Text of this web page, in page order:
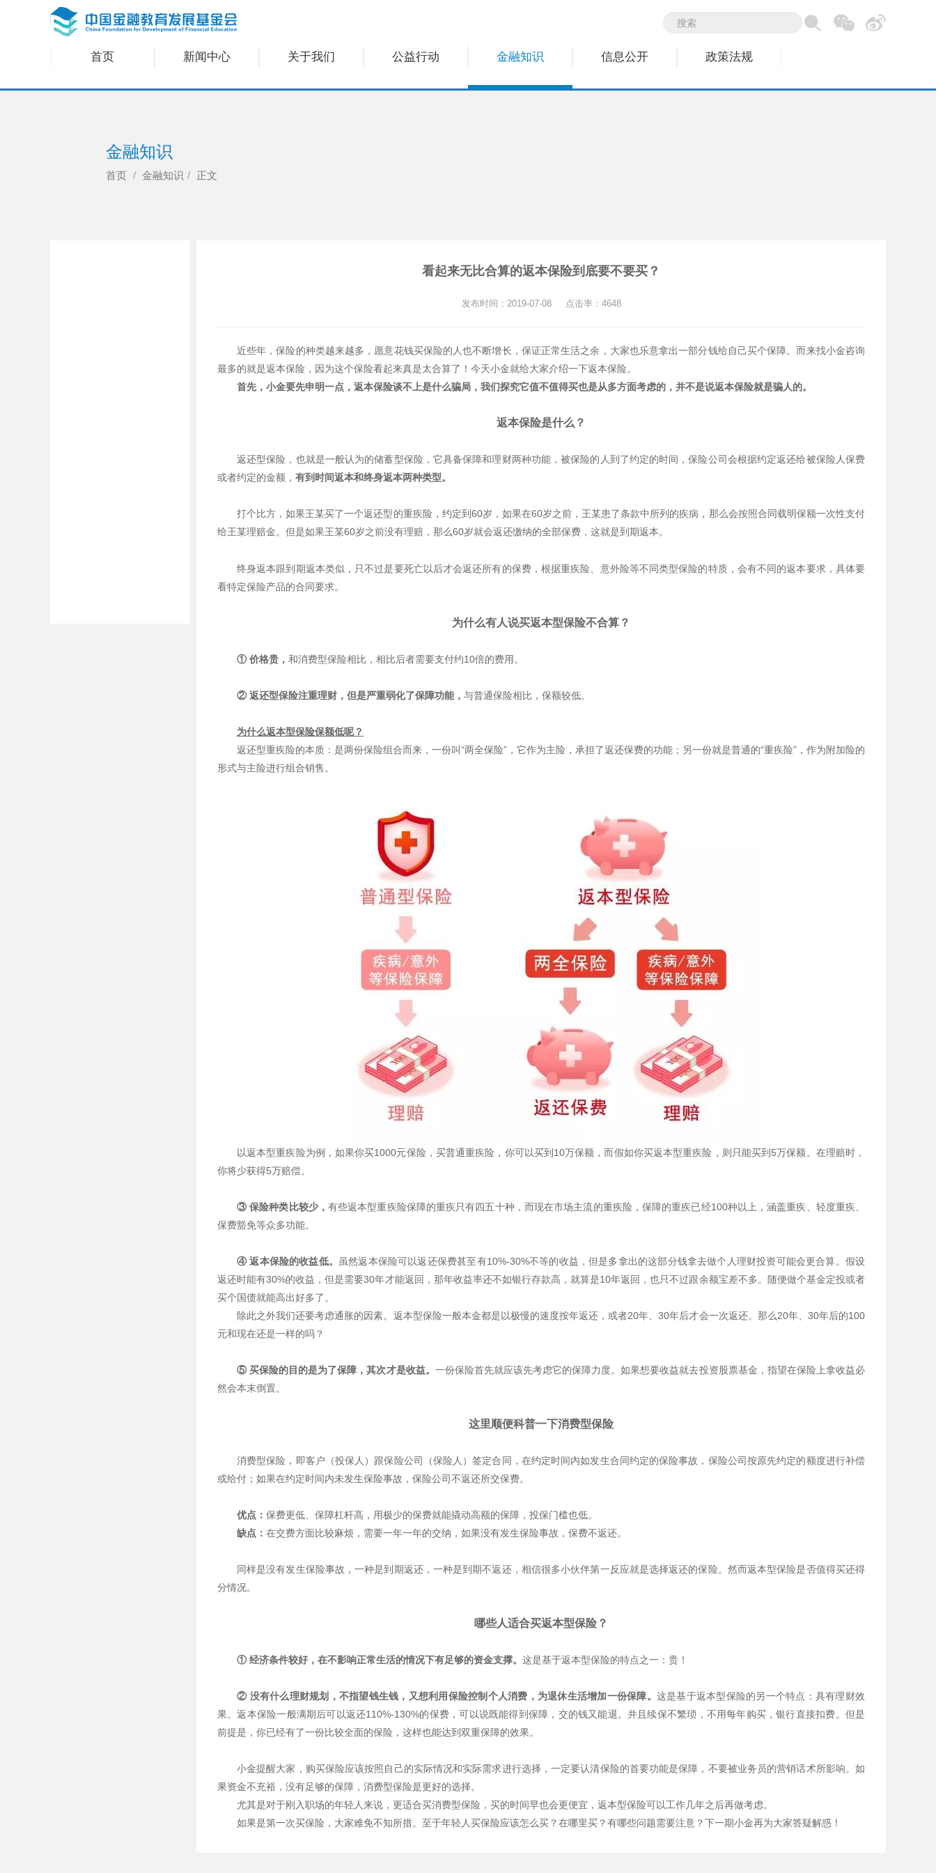
首页 新闻中心 关于我们 公益行动 金融知识 信息公开 政策法规
金融知识
首页 金融知识 正文
看起来无比合算的返本保险到底要不要买？
发布时间：2019-07-08 点击率：4648
近些年，保险的种类越来越多，愿意花钱买保险的人也不断增长，保证正常生活之余，大家也乐意拿出一部分钱给自己买个保障。而来找小金咨询
最多的就是返本保险，因为这个保险看起来真是太合算了！今天小金就给大家介绍一下返本保险。
首先，小金要先申明一点，返本保险谈不上是什么骗局，我们探究它值不值得买也是从多方面考虑的，并不是说返本保险就是骗人的。
返本保险是什么？
返还型保险，也就是一般认为的储蓄型保险，它具备保障和理财两种功能，被保险的人到了约定的时间，保险公司会根据约定返还给被保险人保费
或者约定的金额， 有到时间返本和终身返本两种类型。
打个比方，如果王某买了一个返还型的重疾险，约定到60岁，如果在60岁之前，王某患了条款中所列的疾病，那么会按照合同载明保额一次性支付
给王某理赔金。但是如果王某60岁之前没有理赔，那么60岁就会返还缴纳的全部保费，这就是到期返本。
终身返本跟到期返本类似，只不过是要死亡以后才会返还所有的保费，根据重疾险、意外险等不同类型保险的特质，会有不同的返本要求，具体要
看特定保险产品的合同要求。
为什么有人说买返本型保险不合算？
① 价格贵， 和消费型保险相比，相比后者需要支付约10倍的费用。
② 返还型保险注重理财 ，但是严重弱化了保障功能， 与普通保险相比，保额较低。
为什么返本型保险保额低呢？
返还型重疾险的本质：是两份保险组合而来，一份叫“两全保险”，它作为主险，承担了返还保费的功能；另一份就是普通的“重疾险”，作为附加险的
形式与主险进行组合销售。
以返本型重疾险为例，如果你买1000元保险，买普通重疾险，你可以买到10万保额，而假如你买返本型重疾险，则只能买到5万保额。在理赔时，
你将少获得5万赔偿。
③ 保险种类比较少， 有些返本型重疾险保障的重疾只有四五十种，而现在市场主流的重疾险，保障的重疾已经100种以上，涵盖重疾、轻度重疾、
保费豁免等众多功能。
④ 返本保险的收益低。 虽然返本保险可以返还保费甚至有10%-30%不等的收益，但是多拿出的这部分钱拿去做个人理财投资可能会更合算。假设
返还时能有30%的收益，但是需要30年才能返回，那年收益率还不如银行存款高，就算是10年返回，也只不过跟余额宝差不多。随便做个基金定投或者
买个国债就能高出好多了。
除此之外我们还要考虑通胀的因素。返本型保险一般本金都是以极慢的速度按年返还，或者20年、30年后才会一次返还。那么20年、30年后的100
元和现在还是一样的吗？
⑤ 买保险的目的是为了保障，其次才是收益。 一份保险首先就应该先考虑它的保障力度。如果想要收益就去投资股票基金，指望在保险上拿收益必
然会本末倒置。
这里顺便科普一下消费型保险
消费型保险，即客户（投保人）跟保险公司（保险人）签定合同，在约定时间内如发生合同约定的保险事故，保险公司按原先约定的额度进行补偿
或给付；如果在约定时间内未发生保险事故，保险公司不返还所交保费。
优点： 保费更低、保障杠杆高，用极少的保费就能撬动高额的保障，投保门槛也低。
缺点： 在交费方面比较麻烦，需要一年一年的交纳，如果没有发生保险事故，保费不返还。
同样是没有发生保险事故，一种是到期返还，一种是到期不返还，相信很多小伙伴第一反应就是选择返还的保险。然而返本型保险是否值得买还得
分情况。
哪些人适合买返本型保险？
① 经济条件较好，在不影响正常生活的情况下有足够的资金支撑。 这是基于返本型保险的特点之一：贵！
② 没有什么理财规划，不指望钱生钱，又想利用保险控制个人消费，为退休生活增加一份保障。 这是基于返本型保险的另一个特点：具有理财效
果。返本保险一般满期后可以返还110%-130%的保费，可以说既能得到保障，交的钱又能退。并且续保不繁琐，不用每年购买，银行直接扣费。但是
前提是，你已经有了一份比较全面的保险，这样也能达到双重保障的效果。
小金提醒大家，购买保险应该按照自己的实际情况和实际需求进行选择，一定要认清保险的首要功能是保障，不要被业务员的营销话术所影响。如
果资金不充裕，没有足够的保障，消费型保险是更好的选择。
尤其是对于刚入职场的年轻人来说，更适合买消费型保险，买的时间早也会更便宜，返本型保险可以工作几年之后再做考虑。
如果是第一次买保险，大家难免不知所措。至于年轻人买保险应该怎么买？在哪里买？有哪些问题需要注意？下一期小金再为大家答疑解惑！